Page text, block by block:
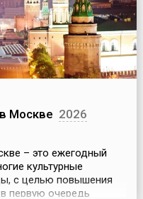
Москве 2026
– это ежегодный
культурные
с целью повышения
первую очередь